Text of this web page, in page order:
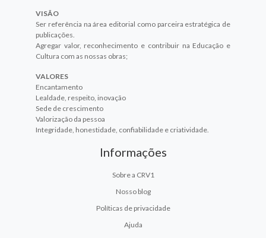
VISÃO
Ser referência na área editorial como parceira estratégica de
publicações.
Agregar valor, reconhecimento e contribuir na Educação e
Cultura com as nossas obras;
VALORES
Encantamento
Lealdade, respeito, inovação
Sede de crescimento
Valorização da pessoa
Integridade, honestidade, confiabilidade e criatividade.
Informações
Sobre a CRV1
Nosso blog
Políticas de privacidade
Ajuda